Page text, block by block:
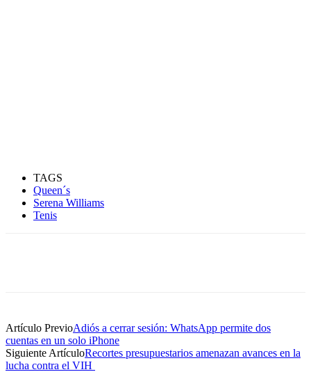
TAGS
Queen´s
Serena Williams
Tenis
Artículo PrevioAdiós a cerrar sesión: WhatsApp permite dos
cuentas en un solo iPhone
Siguiente ArtículoRecortes presupuestarios amenazan avances en la
lucha contra el VIH